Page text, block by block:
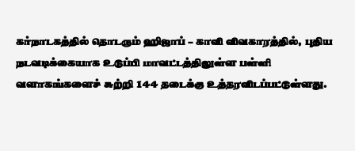
கர்நாடகத்தில் தொடரும் ஹிஜாப் – காவி விவகாரத்தில், புதிய
நடவடிக்கையாக உடுப்பி மாவட்டத்திலுள்ள பள்ளி
வளாகங்களைச் சுற்றி 144 தடைக்கு உத்தரவிடப்பட்டுள்ளது.